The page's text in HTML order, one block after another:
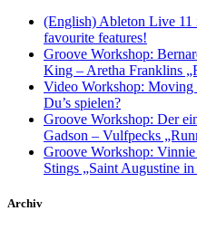
(English) Ableton Live 11
favourite features!
Groove Workshop:
King – Aretha Franklins
Video Workshop: Moving
Du’s spielen?
Groove Workshop: Der
Gadson – Vulfpecks
Groove Workshop:
Stings „Saint Augustine
Archiv